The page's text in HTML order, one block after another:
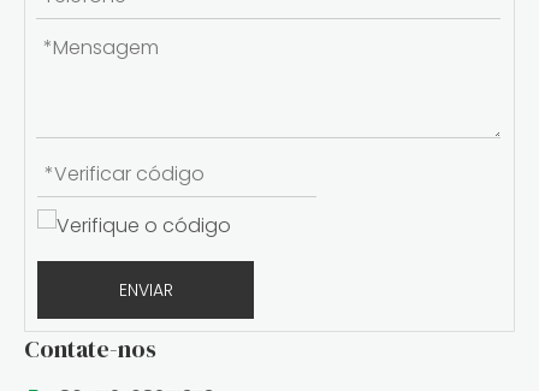
ENVIAR
Contate-nos